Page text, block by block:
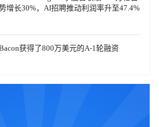
增长30%，AI招聘推动利润率升至47.4%
获得了800万美元的A-1轮融资